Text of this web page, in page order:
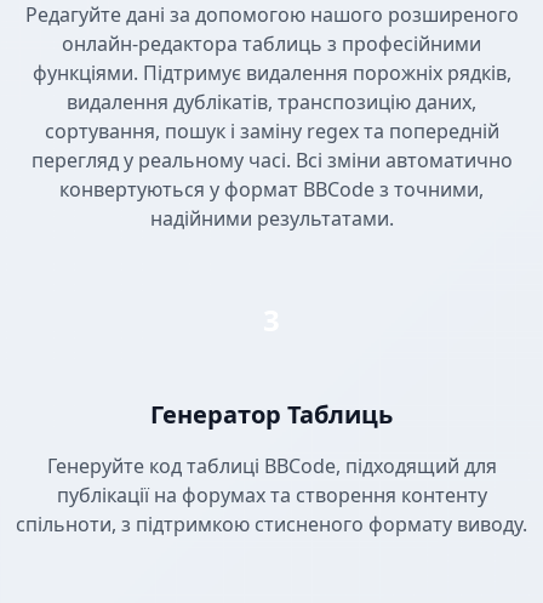
Редагуйте дані за допомогою нашого розширеного
онлайн-редактора таблиць з професійними
функціями. Підтримує видалення порожніх рядків,
видалення дублікатів, транспозицію даних,
сортування, пошук і заміну regex та попередній
перегляд у реальному часі. Всі зміни автоматично
конвертуються у формат BBCode з точними,
надійними результатами.
Генератор Таблиць
Генеруйте код таблиці BBCode, підходящий для
публікації на форумах та створення контенту
спільноти, з підтримкою стисненого формату виводу.